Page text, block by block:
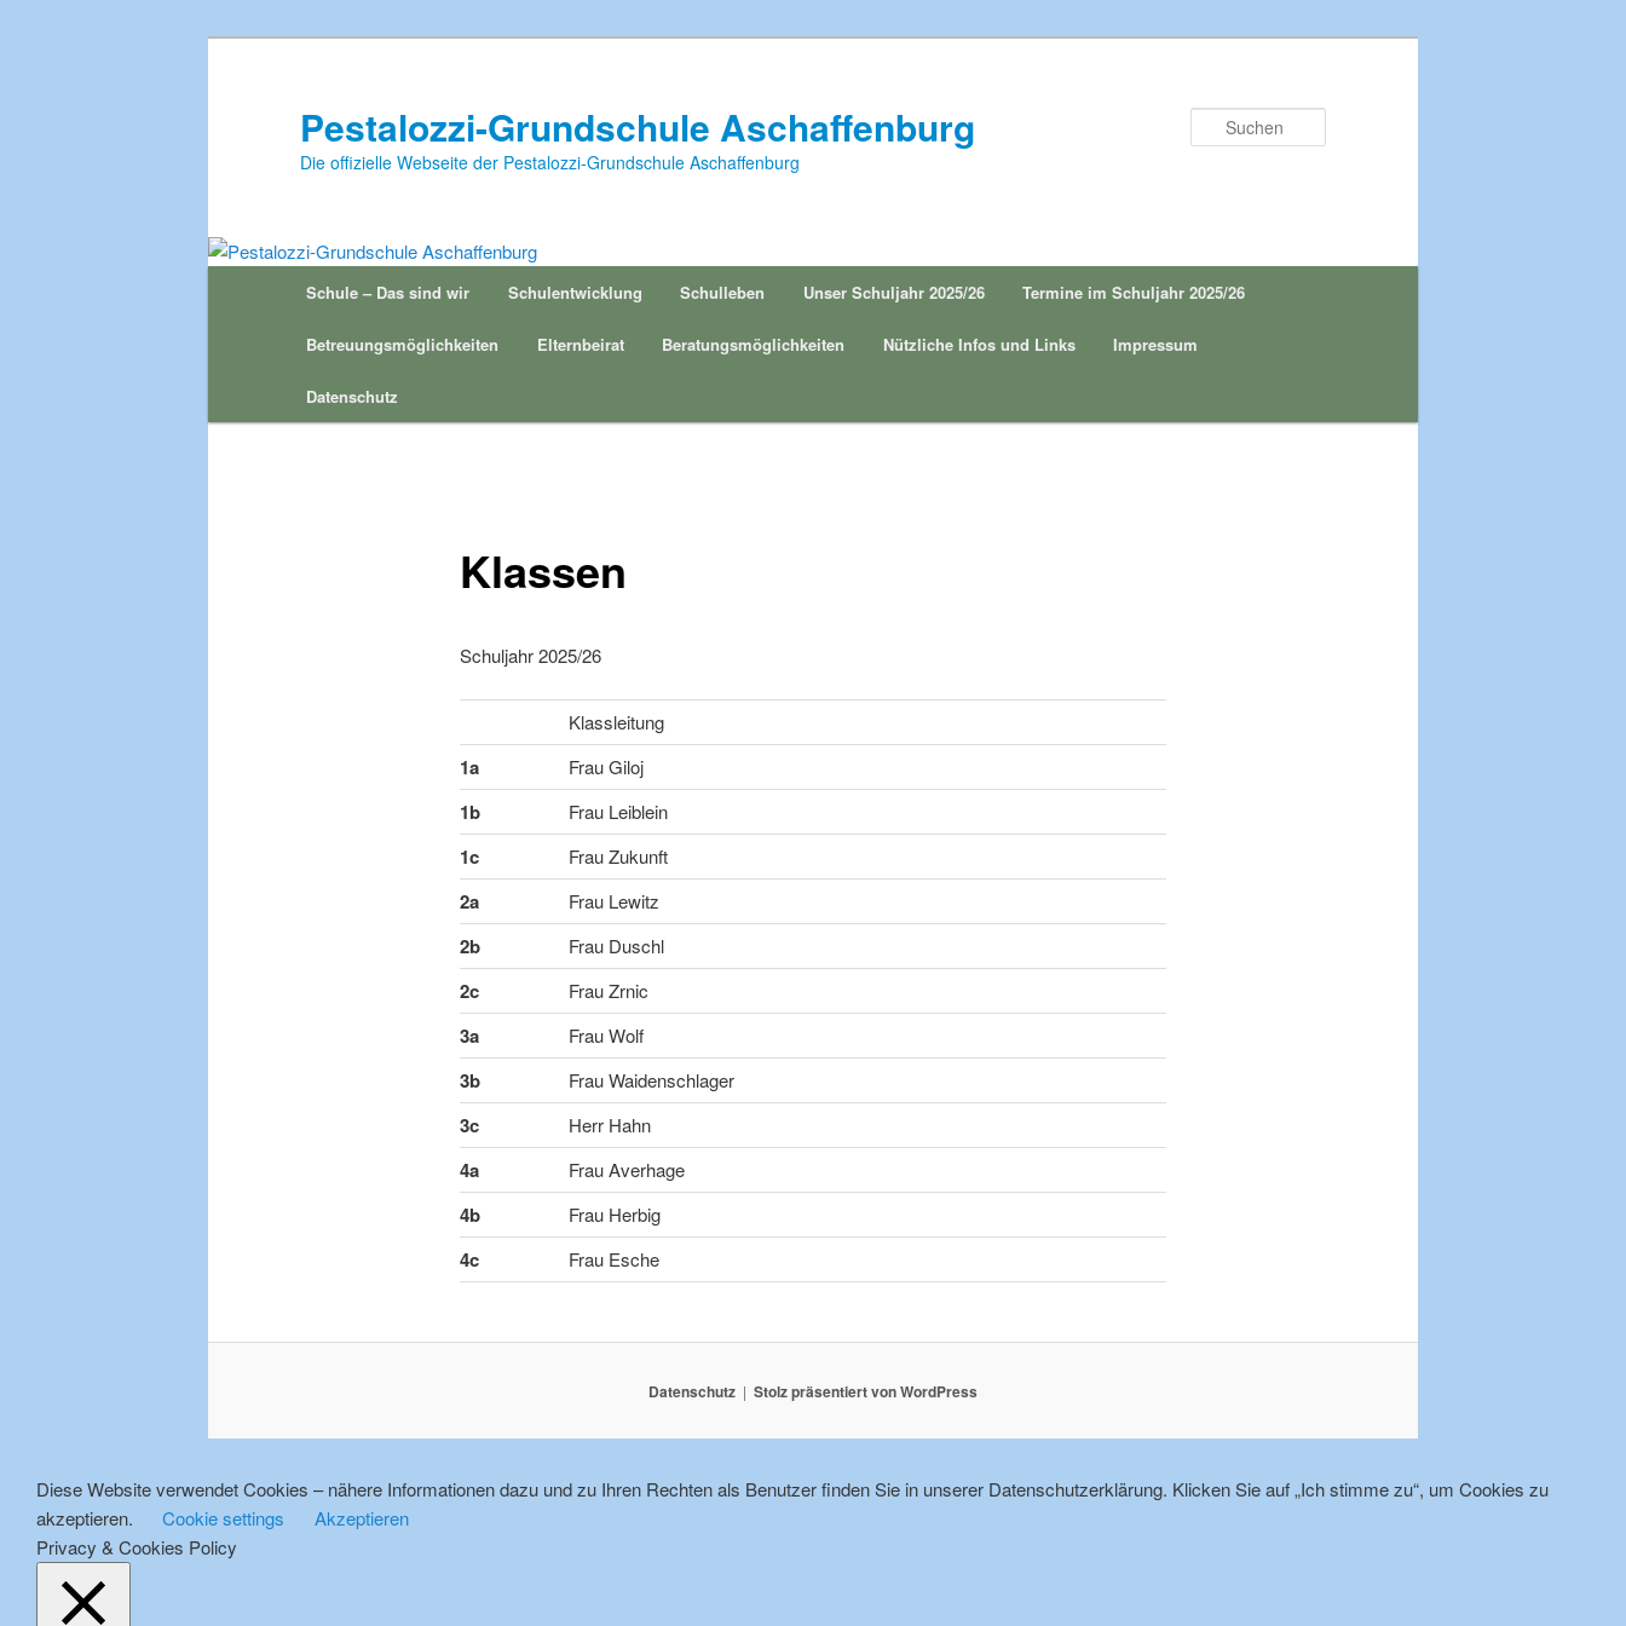
Pestalozzi-Grundschule Aschaffenburg
Die offizielle Webseite der Pestalozzi-Grundschule Aschaffenburg
Schule – Das sind wir Schulentwicklung Schulleben Unser Schuljahr 2025/26 Termine im Schuljahr 2025/26
Betreuungsmöglichkeiten Elternbeirat Beratungsmöglichkeiten Nützliche Infos und Links Impressum
Datenschutz
Klassen
Schuljahr 2025/26
Klassleitung
1a Frau Giloj
1b Frau Leiblein
1c Frau Zukunft
2a Frau Lewitz
2b Frau Duschl
2c Frau Zrnic
3a Frau Wolf
3b Frau Waidenschlager
3c Herr Hahn
4a Frau Averhage
4b Frau Herbig
4c Frau Esche
Datenschutz Stolz präsentiert von WordPress
Diese Website verwendet Cookies – nähere Informationen dazu und zu Ihren Rechten als Benutzer finden Sie in unserer Datenschutzerklärung. Klicken Sie auf „Ich stimme zu“, um Cookies zu
akzeptieren.
Cookie settings
Akzeptieren
Privacy & Cookies Policy